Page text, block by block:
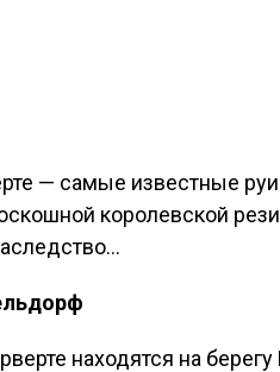
— самые известные
королевской
находятся на берегу